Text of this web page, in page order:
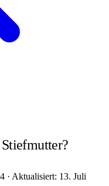
· Aktualisiert: 13. Juli